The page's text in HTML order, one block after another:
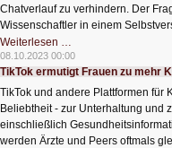
Chatverlauf zu verhindern. Der
Wissenschaftler in einem
Weiterlesen …
bei
08.10.2023 00:00
TikTok ermutigt Frauen zu mehr
TikTok und andere Plattformen für
Beliebtheit - zur Unterhaltung und
einschließlich
werden Ärzte und Peers oftmals